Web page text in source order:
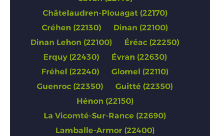
Châtelaudren-Plouagat (22170)
Créhen (22130)
Dinan (22100)
Dinan Lehon (22100)
Éréac (22250)
Erquy (22430)
Évran (22630)
Fréhel (22240)
Glomel (22110)
Guenroc (22350)
Guitté (22350)
Hénon (22150)
La Vicomté-Sur-Rance (22690)
Lamballe-Armor (22400)